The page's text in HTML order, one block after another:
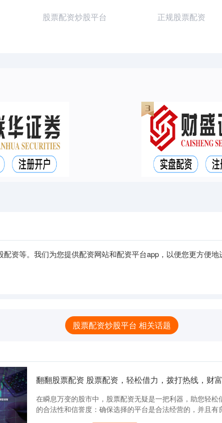
股票配资炒股平台 正规股票配资
资等。我们为您提供配资网站和配资平台app，以便您更方便地
股票配资炒股平台 相关话题
翻翻股票配资 股票配资，轻松借力，拨打热线，财
在瞬息万变的股市中，股票配资无疑是一把利器，助您轻
的合法性和信誉度：确保选择的平台是合法经营的，并且